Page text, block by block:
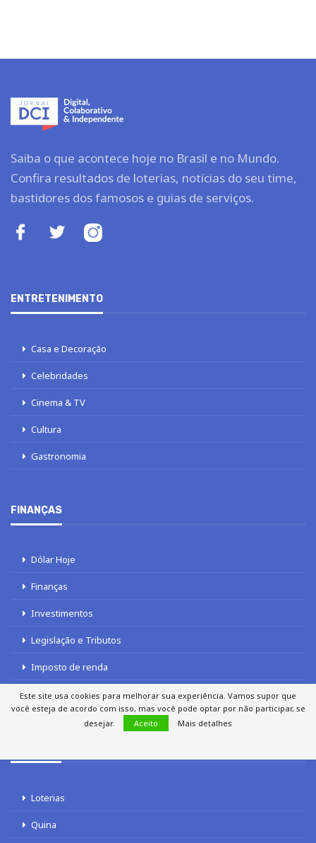
Saiba o que acontece hoje no Brasil e no Mundo.
Confira resultados de loterias, notícias do seu time,
bastidores dos famosos e guias de serviços.
ENTRETENIMENTO
Casa e Decoração
Celebridades
Cinema & TV
Cultura
Gastronomia
FINANÇAS
Dólar Hoje
Finanças
Investimentos
Legislação e Tributos
Imposto de renda
INSS
Loterias
Quina
Este site usa cookies para melhorar sua experiência. Vamos supor que
você esteja de acordo com isso, mas você pode optar por não participar, se
desejar.
Aceito Mais detalhes